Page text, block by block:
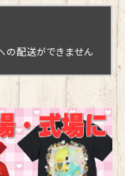
の配送ができません